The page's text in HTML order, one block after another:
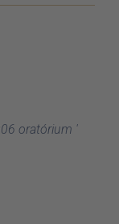
oratórium '